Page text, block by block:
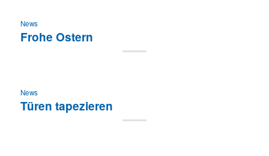
News
Frohe Ostern
News
Türen tapezieren